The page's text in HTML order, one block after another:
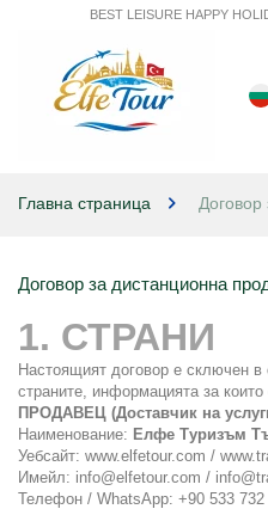
BEST LEISURE HAPPY
Главна страница
Договор за дистанционна
1. СТРАНИ
Настоящият договор е сключен
страните, информацията за
ПРОДАВЕЦ (Доставчик на
Наименование: Елфе Туризъм
Уебсайт: www.elfetour.com /
Имейл: info@elfetour.com /
Телефон / WhatsApp: +90 533 732